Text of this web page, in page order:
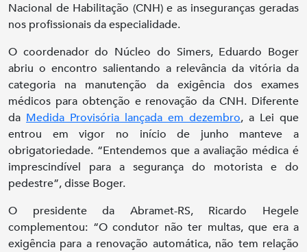
Nacional de Habilitação (CNH) e as inseguranças geradas
nos profissionais da especialidade.
O coordenador do Núcleo do Simers, Eduardo Boger
abriu o encontro salientando a relevância da vitória da
categoria na manutenção da exigência dos exames
médicos para obtenção e renovação da CNH. Diferente
da Medida Provisória lançada em dezembro, a Lei que
entrou em vigor no início de junho manteve a
obrigatoriedade. “Entendemos que a avaliação médica é
imprescindível para a segurança do motorista e do
pedestre”, disse Boger.
O presidente da Abramet-RS, Ricardo Hegele
complementou: “O condutor não ter multas, que era a
exigência para a renovação automática, não tem relação